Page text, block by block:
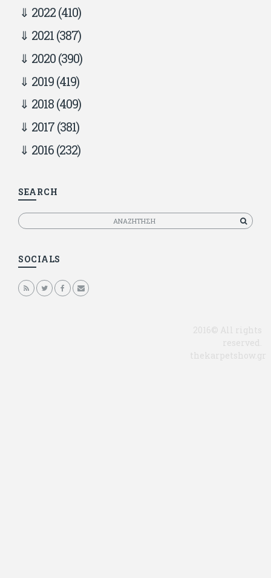
2022(410)
2021(387)
2020(390)
2019(419)
2018(409)
2017(381)
2016(232)
SEARCH
Αναζητηση
SOCIALS